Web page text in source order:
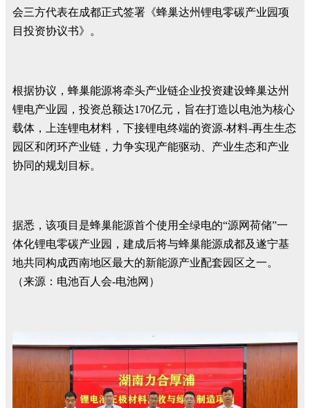
会三方代表在成都正式签署《蜂巢达州锂电零碳产业园项
目投资协议书》。
根据协议，蜂巢能源将牵头产业链企业投资建设蜂巢达州
锂电产业园，投资总额达170亿元，旨在打造以电池为核心
载体，上连锂电材料，下接锂电终端的资源-材料-再生生态
园区和闭环产业链，力争实现产能驱动、产业生态和产业
协同的规划目标。
据悉，该项目是蜂巢能源首个使用全绿电的“源网荷储”一
体化锂电零碳产业园，建成后将与蜂巢能源成都及遂宁基
地共同构成西南地区最大的新能源产业配套园区之一。
（来源：电池百人会-电池网）